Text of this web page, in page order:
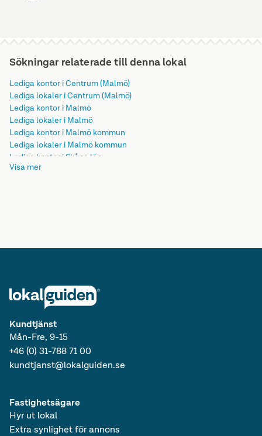
Sökningar relaterade till denna lokal
Lediga kontor i Centrum (Malmö)
Lediga lokaler i Centrum (Malmö)
Lediga kontor i Malmö
Lediga lokaler i Malmö
Lediga kontor i Malmö kommun
Lediga lokaler i Malmö kommun
Lediga kontor i Skåne län
Lediga lokaler i Skåne län
Visa mer
Kundtjänst
Mån-Fre, 9-15
+46 (0) 31-788 71 00
kundtjanst@lokalguiden.se
Fastighetsägare
Hyr ut lokal
Extra synlighet för annons